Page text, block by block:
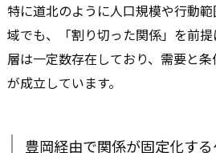
特に道北のように人口規模や行動
域でも、「割り切った関係」を前
層は一定数存在しており、需要と
が成立しています。
豊岡経由で関係が固定化す